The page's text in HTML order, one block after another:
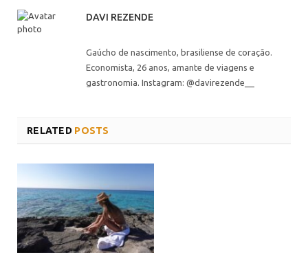
DAVI REZENDE
Gaúcho de nascimento, brasiliense de coração.
Economista, 26 anos, amante de viagens e
gastronomia. Instagram: @davirezende__
RELATED POSTS